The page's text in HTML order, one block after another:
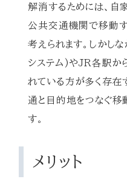
解消するためには、自
公共交通機関で移動す
考えられます。しかし
システム)やJR各駅か
れている方が多く存在
通と目的地をつなぐ移
す。
メリット